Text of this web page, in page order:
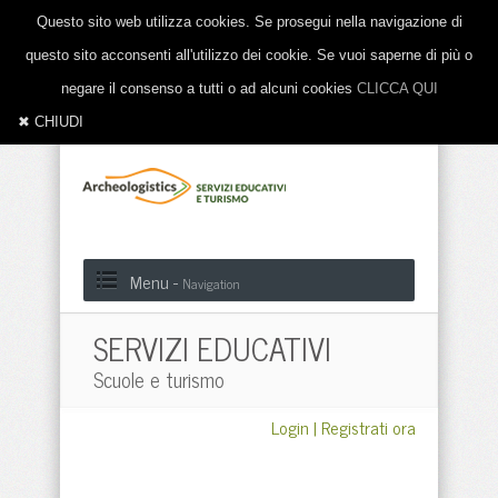
Menu - Navigation
SERVIZI EDUCATIVI
Scuole e turismo
Login|Registrati ora
Questo sito web utilizza cookies. Se prosegui nella navigazione di
questo sito acconsenti all'utilizzo dei cookie. Se vuoi saperne di più o
negare il consenso a tutti o ad alcuni cookies CLICCA QUI
✖ CHIUDI